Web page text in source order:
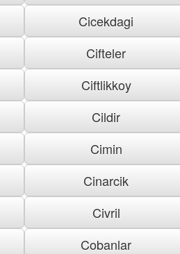
Cicekdagi
Cifteler
Ciftlikkoy
Cildir
Cimin
Cinarcik
Civril
Cobanlar